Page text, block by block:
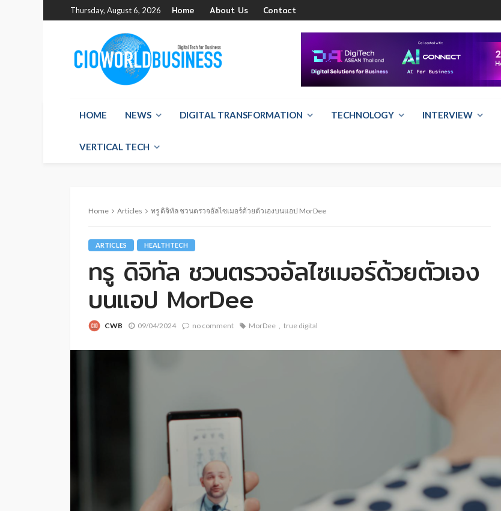
Thursday, August 6, 2026 Home About Us Contact
HOME NEWS DIGITAL TRANSFORMATION TECHNOLOGY INTERVIEW
VERTICAL TECH
Home Articles ทรู ดิจิทัล ชวนตรวจอัลไซเมอร์ด้วยตัวเองบนแอป MorDee
ARTICLES HEALTHTECH
ทรู ดิจิทัล ชวนตรวจอัลไซเมอร์ด้วยตัวเอง
บนแอป MorDee
CWB 09/04/2024 no comment MorDee true digital